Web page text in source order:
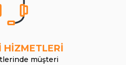
HİZMETLERİ
müşteri